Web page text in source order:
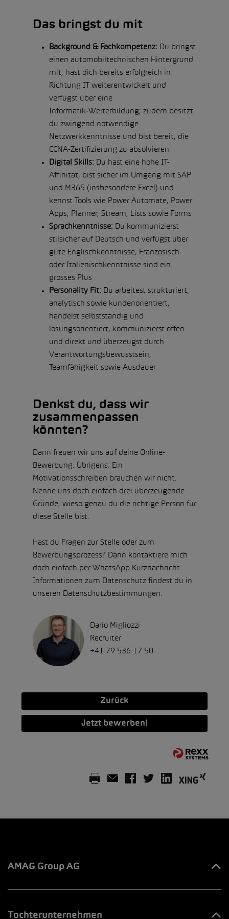
Das bringst du mit
Background & Fachkompetenz: Du bringst
einen automobiltechnischen Hintergrund
mit, hast dich bereits erfolgreich in
Richtung IT weiterentwickelt und
verfügst über eine
Informatik‑Weiterbildung; zudem besitzt
du zwingend notwendige
Netzwerkkenntnisse und bist bereit, die
CCNA-Zertifizierung zu absolvieren
Digital Skills: Du hast eine hohe IT-
Affinität, bist sicher im Umgang mit SAP
und M365 (insbesondere Excel) und
kennst Tools wie Power Automate, Power
Apps, Planner, Stream, Lists sowie Forms
Sprachkenntnisse: Du kommunizierst
stilsicher auf Deutsch und verfügst über
gute Englischkenntnisse, Französisch-
oder Italienischkenntnisse sind ein
grosses Plus
Personality Fit: Du arbeitest strukturiert,
analytisch sowie kundenorientiert,
handelst selbstständig und
lösungsorientiert, kommunizierst offen
und direkt und überzeugst durch
Verantwortungsbewusstsein,
Teamfähigkeit sowie Ausdauer
Denkst du, dass wir
zusammenpassen
könnten?
Dann freuen wir uns auf deine Online-
Bewerbung. Übrigens: Ein
Motivationsschreiben brauchen wir nicht.
Nenne uns doch einfach drei überzeugende
Gründe, wieso genau du die richtige Person für
diese Stelle bist.
Hast du Fragen zur Stelle oder zum
Bewerbungsprozess? Dann kontaktiere mich
doch einfach per WhatsApp Kurznachricht.
Informationen zum Datenschutz findest du in
unseren Datenschutzbestimmungen.
Dario Migliozzi
Recruiter
+41 79 536 17 50
Zurück
Jetzt bewerben!
AMAG Group AG
Tochterunternehmen